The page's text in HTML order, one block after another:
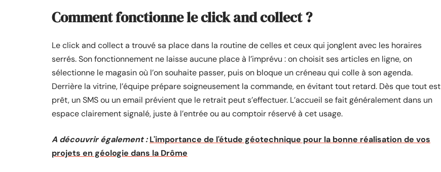
Comment fonctionne le click and collect ?
Le click and collect a trouvé sa place dans la routine de celles et ceux qui jonglent avec les horaires
serrés. Son fonctionnement ne laisse aucune place à l’imprévu : on choisit ses articles en ligne, on
sélectionne le magasin où l’on souhaite passer, puis on bloque un créneau qui colle à son agenda.
Derrière la vitrine, l’équipe prépare soigneusement la commande, en évitant tout retard. Dès que tout est
prêt, un SMS ou un email prévient que le retrait peut s’effectuer. L’accueil se fait généralement dans un
espace clairement signalé, juste à l’entrée ou au comptoir réservé à cet usage.
A découvrir également : L'importance de l'étude géotechnique pour la bonne réalisation de vos
projets en géologie dans la Drôme